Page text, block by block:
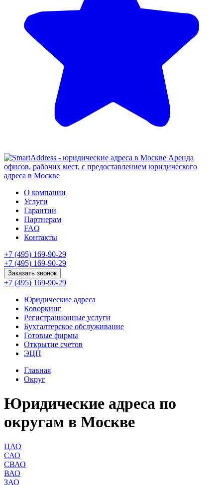
Аренда
офисов, рабочих мест, с предоставлением юридического
адреса в Москве
О компании
Услуги
Гарантии
Партнерам
FAQ
Контакты
+7 (495) 169-90-29
+7 (495) 169-90-29
Заказать звонок
+7 (495) 169-90-29
Юридические адреса
Коворкинг
Регистрационные услуги
Бухгалтерское обслуживание
Готовые фирмы
Открытие счетов
ЭЦП
Главная
Округ
Юридические адреса по
округам в Москве
ЦАО
САО
СВАО
ВАО
ЗАО